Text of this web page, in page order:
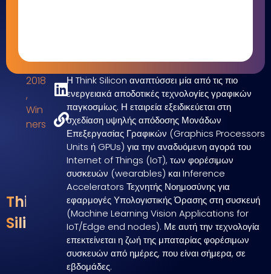
Think
Silicon
2018
,
Win
ners
Η Think Silicon αναπτύσσει μία από τις πιο
ενεργειακά αποδοτικές τεχνολογίες γραφικών
παγκοσμίως. Η εταιρεία εξειδικεύεται στη
σχεδίαση υψηλής απόδοσης Μονάδων
Επεξεργασίας Γραφικών (Graphics Processors
Units ή GPUs) για την αναδυόμενη αγορά του
Internet of Things (IoT), των φορέσιμων
συσκευών (wearables) και Inference
Accelerators Τεχνητής Νοημοσύνης για
εφαρμογές Υπολογιστικής Όρασης στη συσκευή
(Machine Learning Vision Applications for
IoT/Edge end nodes). Με αυτή την τεχνολογία
επεκτείνεται η ζωή της μπαταρίας φορέσιμων
συσκευών από ημέρες, που είναι σήμερα, σε
εβδομάδες.